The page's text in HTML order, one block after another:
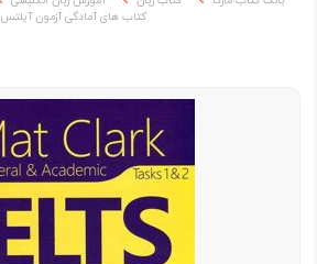
کتاب های آمادگی آزمون آیلتس